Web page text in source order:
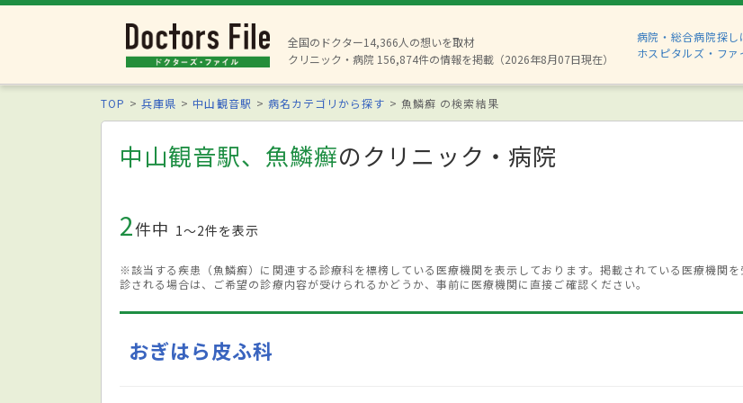
全国のドクター14,366人の想いを取材
クリニック・病院 156,874件の情報を掲載（2026年8月07日現在）
病院・総合病院探し
ホスピタルズ・ファ
TOP 兵庫県 中山観音駅 病名カテゴリから探す 魚鱗癬 の検索結果
中山観音駅、魚鱗癬のクリニック・病院
2件中 1〜2件を表示
※該当する疾患（魚鱗癬）に関連する診療科を標榜している医療機関を表示しております。掲載されている医療機関を
診される場合は、ご希望の診療内容が受けられるかどうか、事前に医療機関に直接ご確認ください。
おぎはら皮ふ科